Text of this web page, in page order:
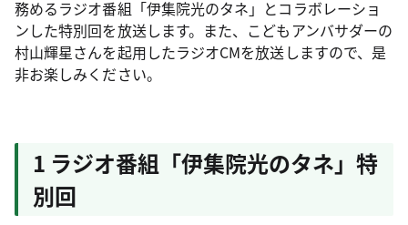
務めるラジオ番組「伊集院光のタネ」とコラボレーショ
ンした特別回を放送します。また、こどもアンバサダーの
村山輝星さんを起用したラジオCMを放送しますので、是
非お楽しみください。
1 ラジオ番組「伊集院光のタネ」特
別回